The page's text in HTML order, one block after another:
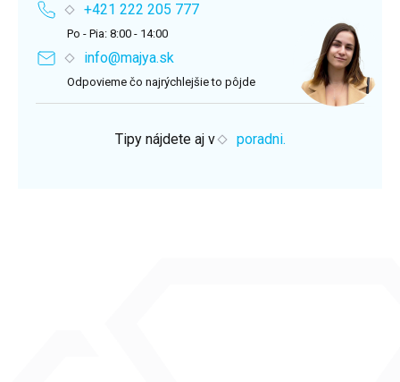
+421 222 205 777
Po - Pia: 8:00 - 14:00
info@majya.sk
Odpovieme čo najrýchlejšie to pôjde
Tipy nájdete aj v poradni.